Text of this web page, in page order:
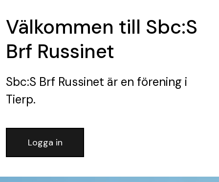
Välkommen till Sbc:S
Brf Russinet
Sbc:S Brf Russinet är en förening i
Tierp.
Logga in